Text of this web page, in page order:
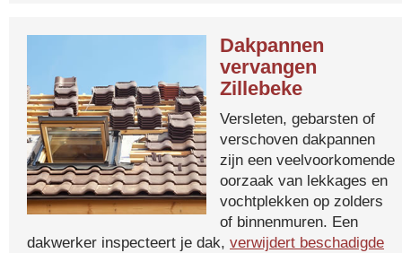
Dakpannen
vervangen
Zillebeke
Versleten, gebarsten of
verschoven dakpannen
zijn een veelvoorkomende
oorzaak van lekkages en
vochtplekken op zolders
of binnenmuren. Een
dakwerker inspecteert je dak, verwijdert beschadigde